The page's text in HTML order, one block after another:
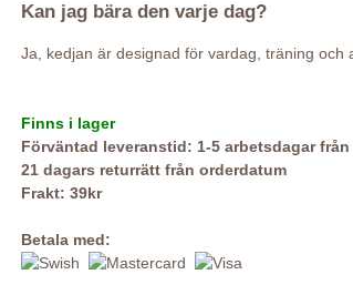
Kan jag bära den varje dag?
Ja, kedjan är designad för vardag, träning och
Finns i lager
Förväntad leveranstid: 1-5 arbetsdagar
21 dagars returrätt från orderdatum
Frakt: 39kr
Betala med: